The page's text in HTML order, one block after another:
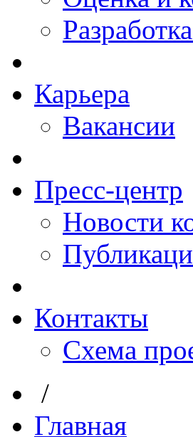
Карьера
Вакансии
Пресс-центр
Новости
Контакты
Схема
/
Главная